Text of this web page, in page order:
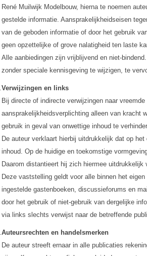
René Muilwijk Modelbouw, hierna te noemen
gestelde informatie. Aansprakelijkheidseisen
van de geboden informatie of door het gebruik
geen opzettelijke of grove nalatigheid ten laste
Alle aanbiedingen zijn vrijblijvend en niet-
zonder speciale kennisgeving te wijzigen, te
Verwijzingen en links
Bij directe of indirecte verwijzingen naar
aansprakelijkheidsverplichting alleen van kracht
gebruik in geval van onwettige inhoud te
De auteur verklaart hierbij uitdrukkelijk dat op
inhoud. Op de huidige en toekomstige
Daarom distantieert hij zich hiermee
Deze vaststelling geldt voor alle binnen het
ingestelde gastenboeken, discussieforums en
door het gebruik of niet-gebruik van dergelijke
via links slechts verwijst naar de betreffende
Auteursrechten en handelsmerken
De auteur streeft ernaar in alle publicaties